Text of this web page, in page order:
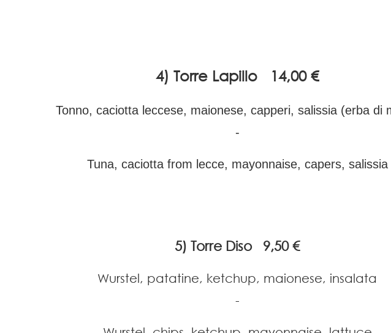
4) Torre Lapillo 14,00 €
Tonno, caciotta leccese, maionese, capperi, salissia (erba di
-
Tuna, caciotta from lecce, mayonnaise, capers, salissia
5) Torre Diso 9,50 €
Wurstel, patatine, ketchup, maionese, insalata
-